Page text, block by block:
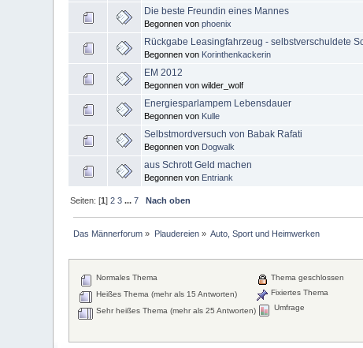
Die beste Freundin eines Mannes
Begonnen vonphoenix
Rückgabe Leasingfahrzeug - selbstverschuldete
Begonnen von Korinthenkackerin
EM 2012
Begonnen von wilder_wolf
Energiesparlampem Lebensdauer
Begonnen von Kulle
Selbstmordversuch von Babak Rafati
Begonnen von Dogwalk
aus Schrott Geld machen
Begonnen von Entriank
Seiten: [1]2 3 ...7 Nach oben
Das Männerforum » Plaudereien» Auto, Sport und Heimwerken
Normales Thema
Heißes Thema (mehr als 15 Antworten)
Sehr heißes Thema (mehr als 25 Antworten)
Thema geschlossen
Fixiertes Thema
Umfrage